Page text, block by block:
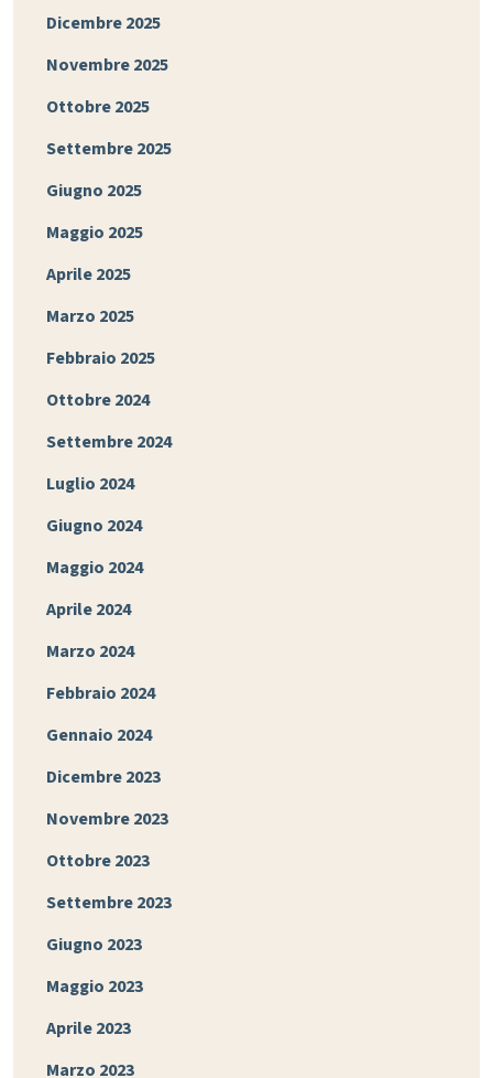
Dicembre 2025
Novembre 2025
Ottobre 2025
Settembre 2025
Giugno 2025
Maggio 2025
Aprile 2025
Marzo 2025
Febbraio 2025
Ottobre 2024
Settembre 2024
Luglio 2024
Giugno 2024
Maggio 2024
Aprile 2024
Marzo 2024
Febbraio 2024
Gennaio 2024
Dicembre 2023
Novembre 2023
Ottobre 2023
Settembre 2023
Giugno 2023
Maggio 2023
Aprile 2023
Marzo 2023